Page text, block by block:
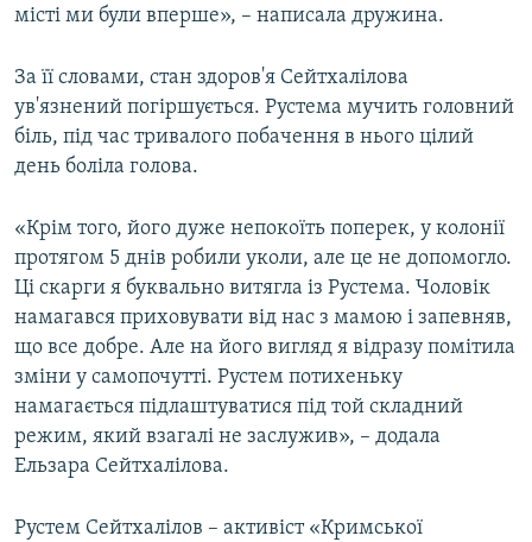
місті ми були вперше», – написала дружина.
За її словами, стан здоров'я Сейтхалілова
ув'язнений погіршується. Рустема мучить головний
біль, під час тривалого побачення в нього цілий
день боліла голова.
«Крім того, його дуже непокоїть поперек, у колонії
протягом 5 днів робили уколи, але це не допомогло.
Ці скарги я буквально витягла із Рустема. Чоловік
намагався приховувати від нас з мамою і запевняв,
що все добре. Але на його вигляд я відразу помітила
зміни у самопочутті. Рустем потихеньку
намагається підлаштуватися під той складний
режим, який взагалі не заслужив», – додала
Ельзара Сейтхалілова.
Рустем Сейтхалілов – активіст «Кримської